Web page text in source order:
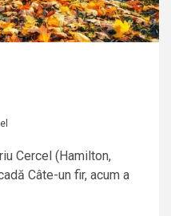
Cercel (Hamilton,
Câte-un fir, acum a